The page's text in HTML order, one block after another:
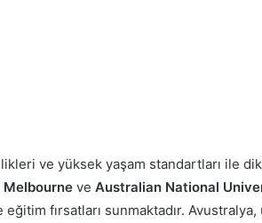
ve yüksek yaşam standartları ile
ve Australian National
fırsatları sunmaktadır.